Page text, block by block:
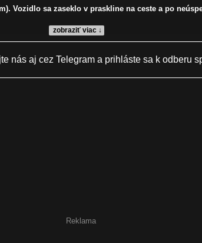
zobraziť viac ↓
Vozidlo sa zaseklo v praskline na ceste a po
nás aj cez Telegram a prihláste sa k odberu
Reklama